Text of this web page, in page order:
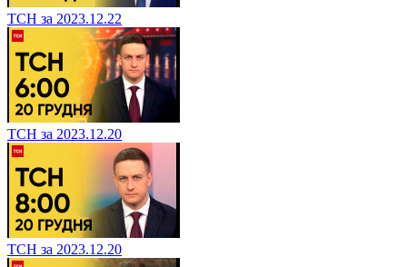
ТСН за 2023.12.22
ТСН за 2023.12.20
ТСН за 2023.12.20